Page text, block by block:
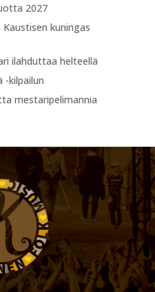
2027
kuningas
ilahduttaa helteellä
-kilpailun
mestaripelimannia